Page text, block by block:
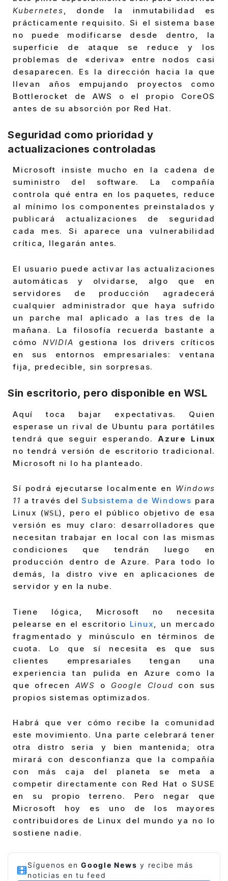
Kubernetes , donde la inmutabilidad es
prácticamente requisito. Si el sistema base
no puede modificarse desde dentro, la
superficie de ataque se reduce y los
problemas de «deriva» entre nodos casi
desaparecen. Es la dirección hacia la que
llevan años empujando proyectos como
Bottlerocket de AWS o el propio CoreOS
antes de su absorción por Red Hat.
Seguridad como prioridad y
actualizaciones controladas
Microsoft insiste mucho en la cadena de
suministro del software. La compañía
controla qué entra en los paquetes, reduce
al mínimo los componentes preinstalados y
publicará actualizaciones de seguridad
cada mes. Si aparece una vulnerabilidad
crítica, llegarán antes.
El usuario puede activar las actualizaciones
automáticas y olvidarse, algo que en
servidores de producción agradecerá
cualquier administrador que haya sufrido
un parche mal aplicado a las tres de la
mañana. La filosofía recuerda bastante a
cómo NVIDIA gestiona los drivers críticos
en sus entornos empresariales: ventana
fija, predecible, sin sorpresas.
Sin escritorio, pero disponible en WSL
Aquí toca bajar expectativas. Quien
esperase un rival de Ubuntu para portátiles
tendrá que seguir esperando. Azure Linux
no tendrá versión de escritorio tradicional.
Microsoft ni lo ha planteado.
Sí podrá ejecutarse localmente en Windows
11 a través delSubsistema de Windows para
Linux (WSL), pero el público objetivo de esa
versión es muy claro: desarrolladores que
necesitan trabajar en local con las mismas
condiciones que tendrán luego en
producción dentro de Azure. Para todo lo
demás, la distro vive en aplicaciones de
servidor y en la nube.
Tiene lógica, Microsoft no necesita
pelearse en el escritorio Linux
, un mercado
fragmentado y minúsculo en términos de
cuota. Lo que sí necesita es que sus
clientes empresariales tengan una
experiencia tan pulida en Azure como la
que ofrecen AWS o Google Cloud con sus
propios sistemas optimizados.
Habrá que ver cómo recibe la comunidad
este movimiento. Una parte celebrará tener
otra distro seria y bien mantenida; otra
mirará con desconfianza que la compañía
con más caja del planeta se meta a
competir directamente con Red Hat o SUSE
en su propio terreno. Pero negar que
Microsoft hoy es uno de los mayores
contribuidores de Linux del mundo ya no lo
sostiene nadie.
Síguenos en Google News y recibe más
noticias en tu feed